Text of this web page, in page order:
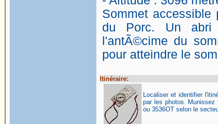
Sommet
du Porc. Un
l'antÃ©cime du
pour atteindre le
Itinéraire:
Localiser et identifier
par les photos.
ou 3536OT selon le